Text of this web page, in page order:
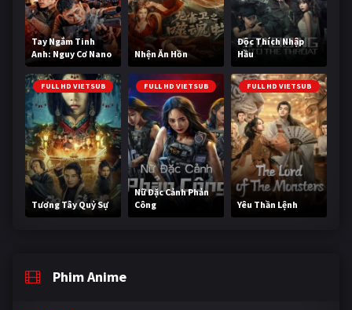
Tay Ngắm Tinh
Anh: Nguy Cơ Nano
Nhện Ăn Hồn
Độc Thích Nhập
Hầu
FULL HD VIETSUB
Tương Tây Quỷ Sự
FULL HD VIETSUB
Nữ Đặc Cảnh Phản
Công
FULL HD VIETSUB
Yêu Thần Lệnh
Phim Anime